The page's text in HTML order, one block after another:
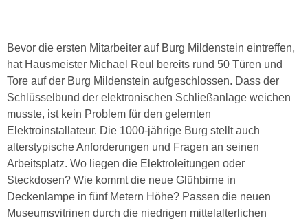
Bevor die ersten Mitarbeiter auf Burg Mildenstein eintreffen,
hat Hausmeister Michael Reul bereits rund 50 Türen und
Tore auf der Burg Mildenstein aufgeschlossen. Dass der
Schlüsselbund der elektronischen Schließanlage weichen
musste, ist kein Problem für den gelernten
Elektroinstallateur. Die 1000-jährige Burg stellt auch
alterstypische Anforderungen und Fragen an seinen
Arbeitsplatz. Wo liegen die Elektroleitungen oder
Steckdosen? Wie kommt die neue Glühbirne in
Deckenlampe in fünf Metern Höhe? Passen die neuen
Museumsvitrinen durch die niedrigen mittelalterlichen